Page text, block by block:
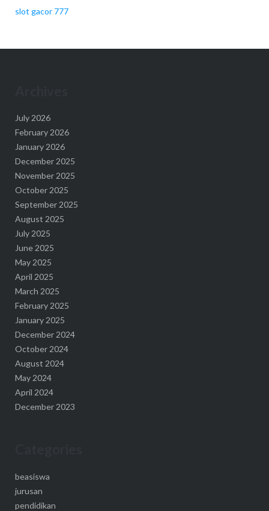
slot gacor 777
July 2026
February 2026
January 2026
December 2025
November 2025
October 2025
September 2025
August 2025
July 2025
June 2025
May 2025
April 2025
March 2025
February 2025
January 2025
December 2024
October 2024
August 2024
May 2024
April 2024
December 2023
beasiswa
jurusan
pendidikan